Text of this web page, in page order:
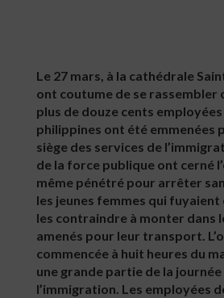
Le 27 mars, à la cathédrale
ont coutume de se rassembler
plus de douze cents
philippines ont été emmenées
siège des services de
de la force publique ont cerné
même pénétré pour arrêter
les jeunes femmes qui fuyaient
les contraindre à monter dans
amenés pour leur transport.
commencée à huit heures du
une grande partie de la
l’immigration. Les employées